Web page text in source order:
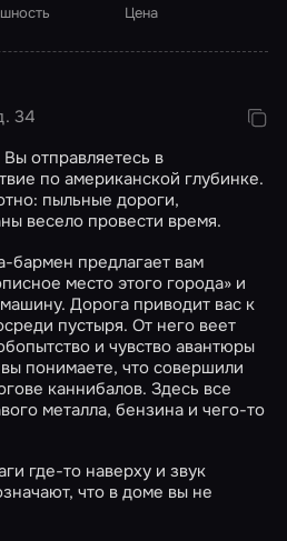
Цена
34
Вы отправляетесь в
по американской глубинке.
пыльные дороги,
весело провести время.
бармен предлагает вам
место этого города» и
Дорога приводит вас к
пустыря. От него веет
и чувство авантюры
понимаете, что совершили
каннибалов. Здесь все
металла, бензина и чего-то
где-то наверху и звук
что в доме вы не